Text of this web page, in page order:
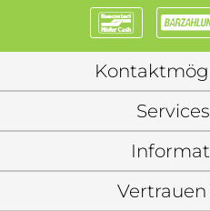
Vertrauen